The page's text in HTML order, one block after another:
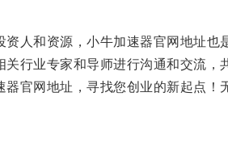
和资源，小牛加速器官网地址也
业专家和导师进行沟通和交流，
网地址，寻找您创业的新起点！